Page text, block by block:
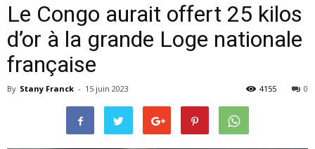
Le Congo aurait offert 25 kilos
d’or à la grande Loge nationale
française
By Stany Franck - 15 juin 2023 0
4155